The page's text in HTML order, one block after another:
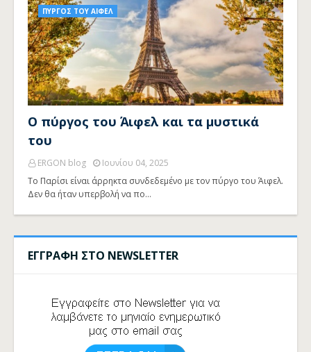
ΠΥΡΓΟΣ ΤΟΥ ΑΙΦΕΛ
Ο πύργος του Άιφελ και τα μυστικά
του
ERGON blog
Ιουνίου 04, 2025
Το Παρίσι είναι άρρηκτα συνδεδεμένο με τον πύργο του Άιφελ.
Δεν θα ήταν υπερβολή να πο…
ΕΓΓΡΑΦΗ ΣΤΟ NEWSLETTER